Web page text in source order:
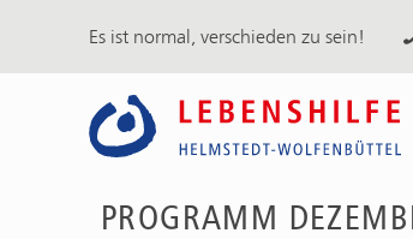
Es ist normal, verschieden zu sein!
PROGRAMM